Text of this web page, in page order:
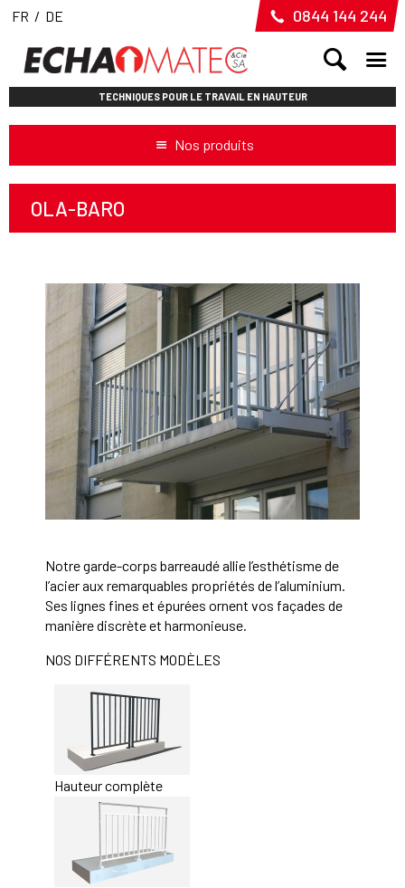
FR / DE 0844 144 244
TECHNIQUES POUR LE TRAVAIL EN HAUTEUR
Nos produits
OLA-BARO
Notre garde-corps barreaudé allie l’esthétisme de
l’acier aux remarquables propriétés de l’aluminium.
Ses lignes fines et épurées ornent vos façades de
manière discrète et harmonieuse.
NOS DIFFÉRENTS MODÈLES
Hauteur complète